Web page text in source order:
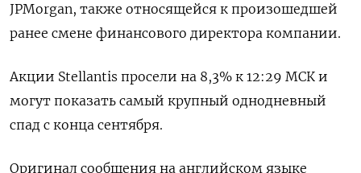
JPMorgan, также относящейся к произошедшей
ранее смене финансового директора компании.
Акции Stellantis просели на 8,3% к 12:29 МСК и
могут показать самый крупный однодневный
спад с конца сентября.
Оригинал сообщения на английском языке